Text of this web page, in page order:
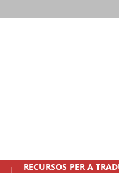
RECURSOS PER A